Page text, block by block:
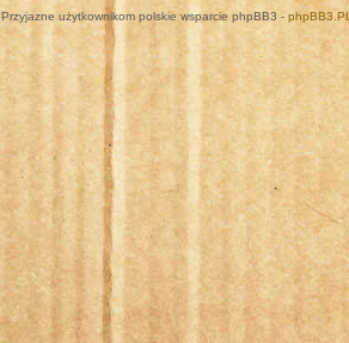
Przyjazne użytkownikom polskie wsparcie phpBB3 - phpBB3.PL